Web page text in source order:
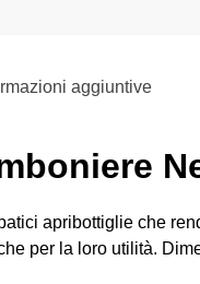
aggiuntive
apribottiglie che
per la loro utilità.